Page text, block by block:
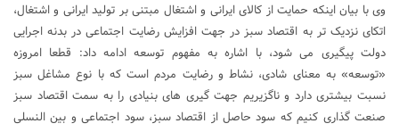
وی با بیان اینکه حمایت از کالای ایرانی و اشتغال مبتنی بر تولید ایرانی و اشتغال،
اتکای نزدیک تر به اقتصاد سبز در جهت افزایش رضایت اجتماعی در بدنه اجرایی
دولت پیگیری می شود، با اشاره به مفهوم توسعه ادامه داد: قطعا امروزه
«توسعه» به معنای شادی، نشاط و رضایت مردم است که با نوع مشاغل سبز
نسبت بیشتری دارد و ناگزیریم جهت گیری های بنیادی را به سمت اقتصاد سبز
صنعت گذاری کنیم که سود حاصل از اقتصاد سبز، سود اجتماعی و بین النسلی